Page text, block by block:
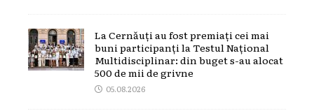
La Cernăuți au fost premiați cei mai
buni participanți la Testul Național
Multidisciplinar: din buget s-au alocat
500 de mii de grivne
05.08.2026